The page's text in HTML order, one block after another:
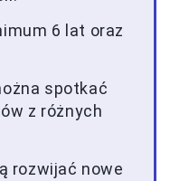
6 lat oraz
spotkać
z różnych
rozwijać nowe